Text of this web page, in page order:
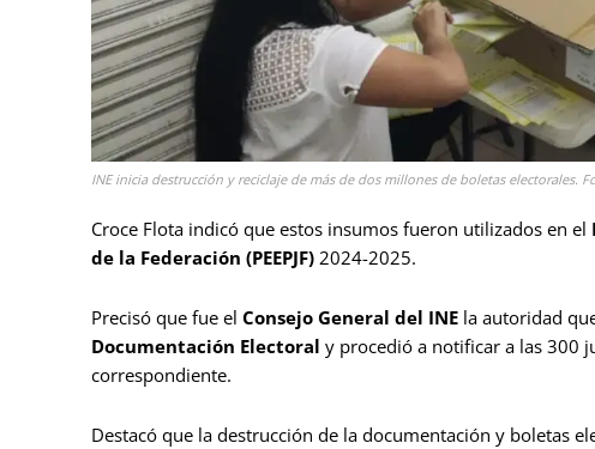
INE inicia destrucción y reciclaje de más de dos millones de boletas electorales.
Croce Flota indicó que estos insumos fueron utilizados en el
de la Federación (PEEPJF) 2024-2025.
Precisó que fue el Consejo General del INE la autoridad
Documentación Electoral y procedió a notificar a las 300
correspondiente.
Destacó que la destrucción de la documentación y boletas